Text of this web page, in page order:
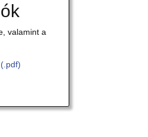
valamint a